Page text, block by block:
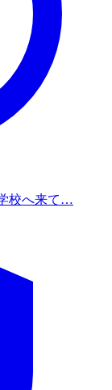
校へ来て…